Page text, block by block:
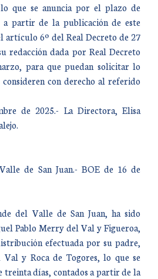
que se anuncia por el plazo de
a partir de la publicación de este
artículo 6º del Real Decreto de 27
redacción dada por Real Decreto
para que puedan solicitar lo
consideren con derecho al referido
de 2025.- La Directora, Elisa
de San Juan.- BOE de 16 de
del Valle de San Juan, ha sido
Pablo Merry del Val y Figueroa,
efectuada por su padre,
y Roca de Togores, lo que se
treinta días, contados a partir de la